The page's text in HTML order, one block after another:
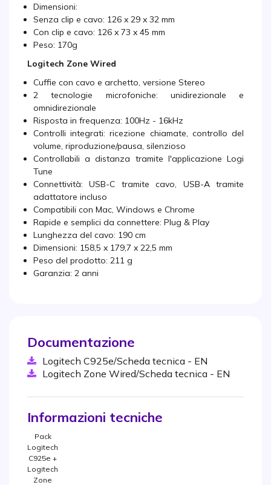
Dimensioni:
Senza clip e cavo: 126 x 29 x 32 mm
Con clip e cavo: 126 x 73 x 45 mm
Peso: 170g
Logitech Zone Wired
Cuffie con cavo e archetto, versione Stereo
2 tecnologie microfoniche: unidirezionale e
omnidirezionale
Risposta in frequenza: 100Hz - 16kHz
Controlli integrati: ricezione chiamate, controllo del
volume, riproduzione/pausa, silenzioso
Controllabili a distanza tramite l'applicazione Logi
Tune
Connettività: USB-C tramite cavo, USB-A tramite
adattatore incluso
Compatibili con Mac, Windows e Chrome
Rapide e semplici da connettere: Plug & Play
Lunghezza del cavo: 190 cm
Dimensioni: 158,5 x 179,7 x 22,5 mm
Peso del prodotto: 211 g
Garanzia: 2 anni
Documentazione
Logitech C925e/Scheda tecnica - EN
Logitech Zone Wired/Scheda tecnica - EN
Informazioni tecniche
Pack
Logitech
C925e +
Logitech
Zone